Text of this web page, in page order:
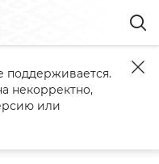
Независимости
поддерживается.
некорректно,
или